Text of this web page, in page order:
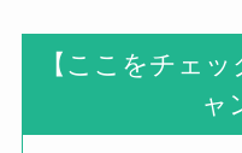
【ここをチェ
ャ